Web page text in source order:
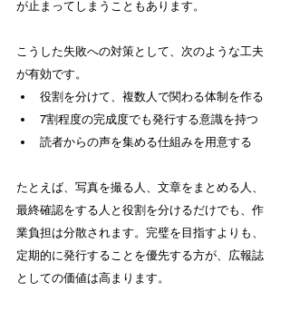
が止まってしまうこともあります。
こうした失敗への対策として、次のような工夫
が有効です。
役割を分けて、複数人で関わる体制を作る
7割程度の完成度でも発行する意識を持つ
読者からの声を集める仕組みを用意する
たとえば、写真を撮る人、文章をまとめる人、
最終確認をする人と役割を分けるだけでも、作
業負担は分散されます。完璧を目指すよりも、
定期的に発行することを優先する方が、広報誌
としての価値は高まります。